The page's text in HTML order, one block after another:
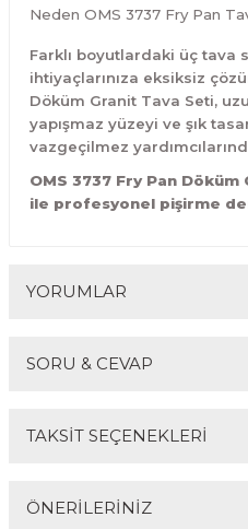
Neden OMS 3737 Fry Pan
Farklı boyutlardaki üç
ihtiyaçlarınıza eksiksiz
Döküm Granit Tava Seti,
yapışmaz yüzeyi ve şık
vazgeçilmez
OMS 3737 Fry Pan
ile profesyonel pişirme
YORUMLAR
SORU & CEVAP
TAKSİT SEÇENEKLERİ
ÖNERİLERİNİZ